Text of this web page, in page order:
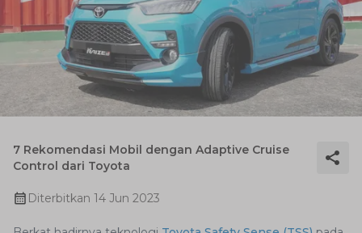
7 Rekomendasi Mobil dengan Adaptive Cruise
Control dari Toyota
Diterbitkan 14 Jun 2023